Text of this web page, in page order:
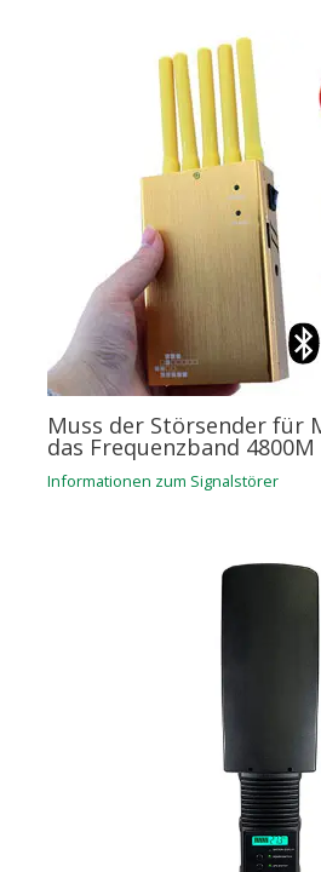
Muss der Störsender für
das Frequenzband 4800M
Informationen zum Signalstörer